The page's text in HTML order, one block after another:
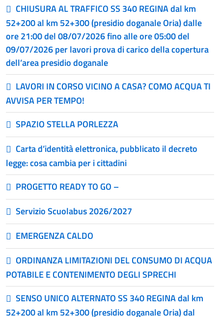
CHIUSURA AL TRAFFICO SS 340 REGINA dal km
52+200 al km 52+300 (presidio doganale Oria) dalle
ore 21:00 del 08/07/2026 fino alle ore 05:00 del
09/07/2026 per lavori prova di carico della copertura
dell’area presidio doganale
LAVORI IN CORSO VICINO A CASA? COMO ACQUA TI
AVVISA PER TEMPO!
SPAZIO STELLA PORLEZZA
Carta d’identità elettronica, pubblicato il decreto
legge: cosa cambia per i cittadini
PROGETTO READY TO GO –
Servizio Scuolabus 2026/2027
EMERGENZA CALDO
ORDINANZA LIMITAZIONI DEL CONSUMO DI ACQUA
POTABILE E CONTENIMENTO DEGLI SPRECHI
SENSO UNICO ALTERNATO SS 340 REGINA dal km
52+200 al km 52+300 (presidio doganale Oria) dal